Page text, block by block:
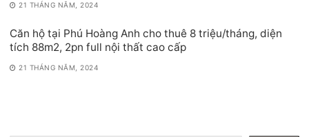
21 THÁNG NĂM, 2024
Căn hộ tại Phú Hoàng Anh cho thuê 8 triệu/tháng, diện
tích 88m2, 2pn full nội thất cao cấp
21 THÁNG NĂM, 2024